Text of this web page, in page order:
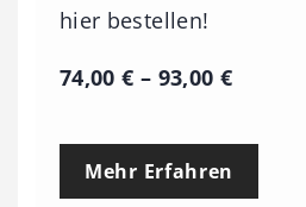
hier bestellen!
74,00€ – 93,00 €P
e
Mehr Erfahren